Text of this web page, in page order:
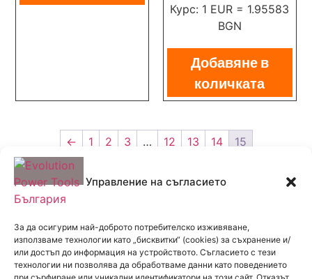
Управление на съгласието
За да осигурим най-доброто потребителско изживяване,
използваме технологии като „бисквитки“ (cookies) за съхранение и/
или достъп до информация на устройството. Съгласието с тези
технологии ни позволява да обработваме данни като поведението
Курс: 1 EUR = 1.95583
BGN
Добавяне в
количката
← 1 2 3 … 12 13 14 15
РАБОТНО ВРЕМЕ